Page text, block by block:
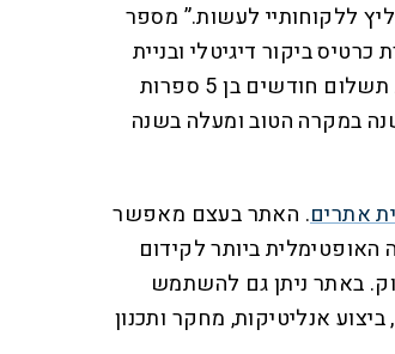
ללקוחותיי לעשות.” מספר
– יצירת כרטיס ביקור דיגיטלי ובניית
אתר אינטרנט. רוב חברות בניית אתרים דורשות תשלום חודשים בן 5 ספרות
במקרה הטוב ומעלה בשנה
אתרים. האתר בעצם מאפשר
האופטימלית ביותר לקידום
באתר ניתן גם להשתמש
אנליטיקות, מחקר ותכנון